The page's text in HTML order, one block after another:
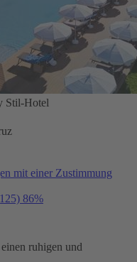
Stil-Hotel
mit einer Zustimmung
86%
ruhigen und